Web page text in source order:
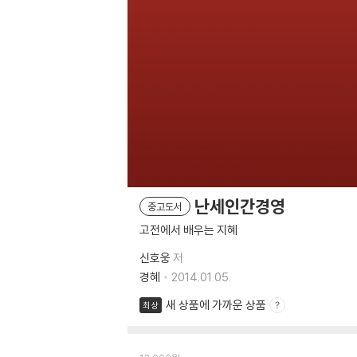
중고도서 난세인간경영
고전에서 배우는 지혜
신호웅 저
경혜
2014.01.05.
최상 새 상품에 가까운 상품